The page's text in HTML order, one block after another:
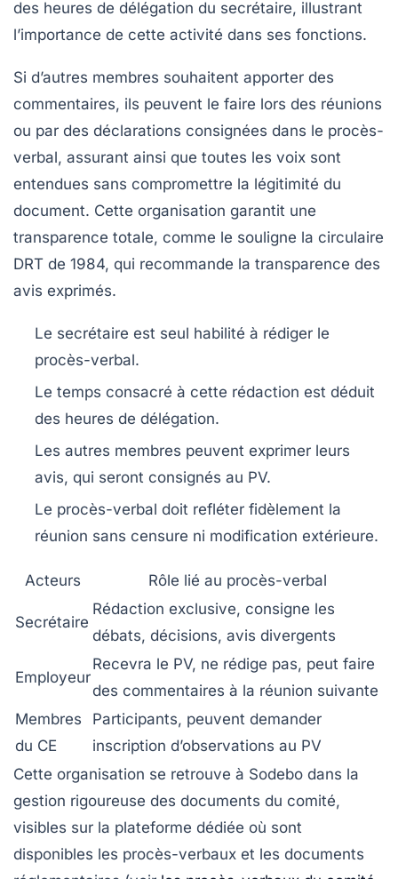
des heures de délégation du secrétaire, illustrant
l’importance de cette activité dans ses fonctions.
Si d’autres membres souhaitent apporter des
commentaires, ils peuvent le faire lors des réunions
ou par des déclarations consignées dans le procès-
verbal, assurant ainsi que toutes les voix sont
entendues sans compromettre la légitimité du
document. Cette organisation garantit une
transparence totale, comme le souligne la circulaire
DRT de 1984, qui recommande la transparence des
avis exprimés.
Le secrétaire est seul habilité à rédiger le
procès-verbal.
Le temps consacré à cette rédaction est déduit
des heures de délégation.
Les autres membres peuvent exprimer leurs
avis, qui seront consignés au PV.
Le procès-verbal doit refléter fidèlement la
réunion sans censure ni modification extérieure.
Acteurs Rôle lié au procès-verbal
Secrétaire
Rédaction exclusive, consigne les
débats, décisions, avis divergents
Employeur
Recevra le PV, ne rédige pas, peut faire
des commentaires à la réunion suivante
Membres
du CE
Participants, peuvent demander
inscription d’observations au PV
Cette organisation se retrouve à Sodebo dans la
gestion rigoureuse des documents du comité,
visibles sur la plateforme dédiée où sont
disponibles les procès-verbaux et les documents